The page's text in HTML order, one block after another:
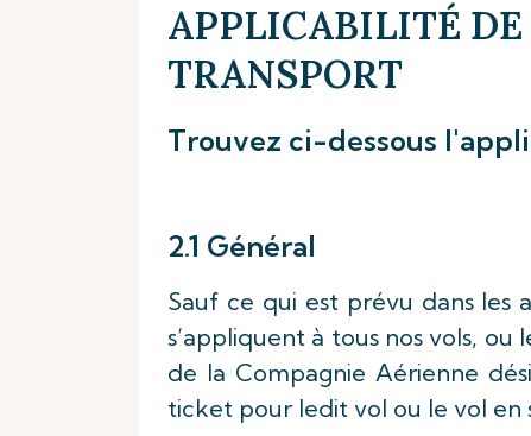
APPLICABILITÉ
TRANSPORT
Trouvez ci-dessous
2.1 Général
Sauf ce qui est prévu dans les
s’appliquent à tous nos vols,
de la Compagnie Aérienne
ticket pour ledit vol ou le vol en